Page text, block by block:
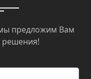
предложим Вам